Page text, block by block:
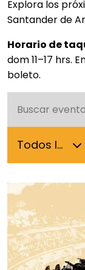
Explora los
Santander de
Horario de
dom 11–17 hrs.
boleto.